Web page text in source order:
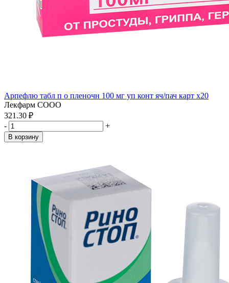
Арпефлю табл п о пленочн 100 мг уп конт яч/пач карт x20
Лекфарм СООО
321.30 ₽
-
+
В корзину